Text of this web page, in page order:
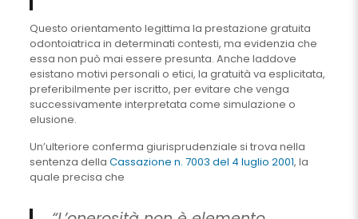
Questo orientamento legittima la prestazione gratuita
odontoiatrica in determinati contesti, ma evidenzia che
essa non può mai essere presunta. Anche laddove
esistano motivi personali o etici, la gratuità va esplicitata,
preferibilmente per iscritto, per evitare che venga
successivamente interpretata come simulazione o
elusione.
Un’ulteriore conferma giurisprudenziale si trova nella
sentenza della Cassazione n. 7003 del 4 luglio 2001, la
quale precisa che